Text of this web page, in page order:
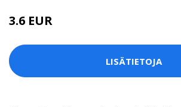
3.6 EUR
LISÄTIETOJA